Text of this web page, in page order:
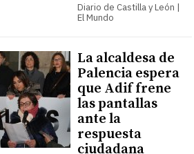
Diario de Castilla y León |
El Mundo
La alcaldesa de
Palencia espera
que Adif frene
las pantallas
ante la
respuesta
ciudadana